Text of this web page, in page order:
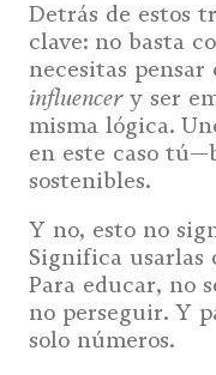
Detrás de estos
clave: no basta
necesitas pensar
influencery ser
misma lógica.
en este caso
sostenibles.
Y no, esto no
Significa usarlas
Para educar, no
no perseguir. Y
solo números.